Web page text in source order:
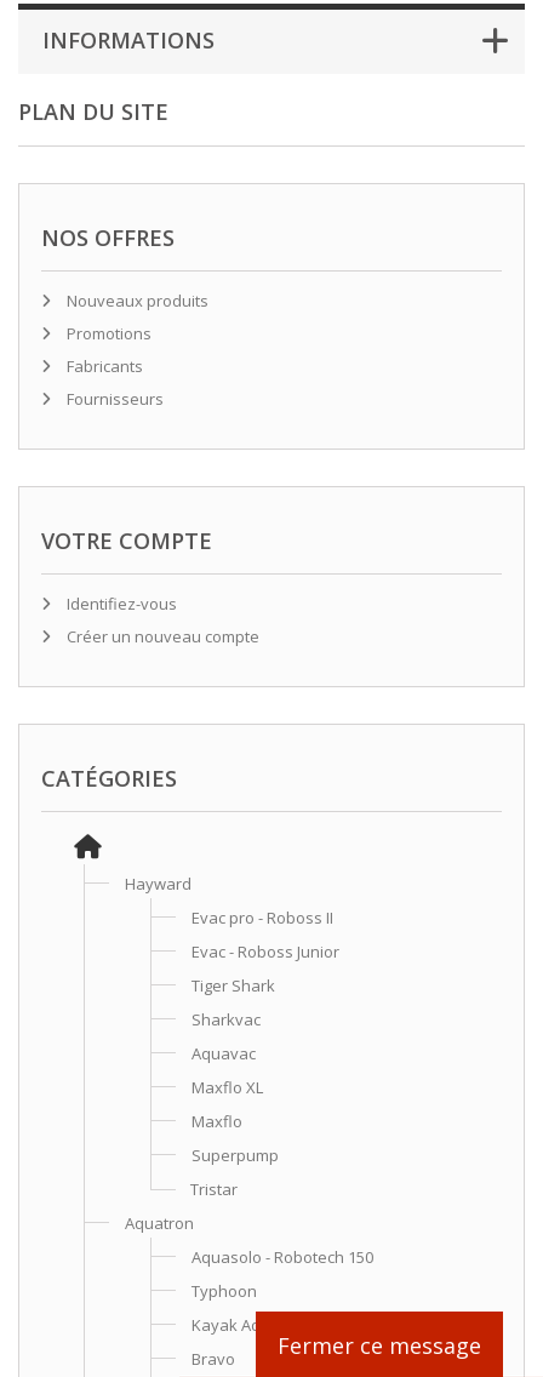
INFORMATIONS
PLAN DU SITE
NOS OFFRES
Nouveaux produits
Promotions
Fabricants
Fournisseurs
VOTRE COMPTE
Identifiez-vous
Créer un nouveau compte
CATÉGORIES
Hayward
Evac pro - Roboss II
Evac - Roboss Junior
Tiger Shark
Sharkvac
Aquavac
Maxflo XL
Maxflo
Superpump
Tristar
Aquatron
Aquasolo - Robotech 150
Typhoon
Kayak Adventure
Bravo
Fermer ce message